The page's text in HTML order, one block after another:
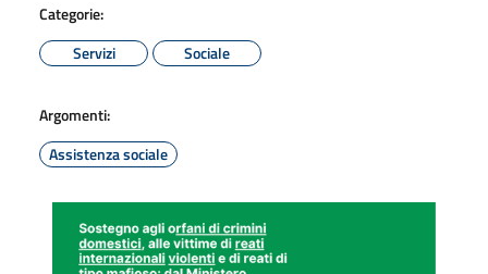
Categorie:
Servizi
Sociale
Argomenti:
Assistenza sociale